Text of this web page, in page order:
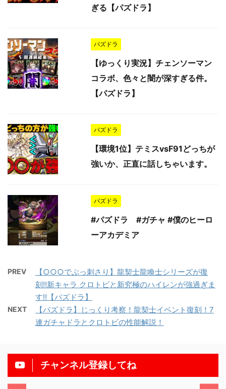
ぎる【パズドラ】
パズドラ
【ゆっくり実況】チェンソーマン
コラボ、色々と闇が深すぎる件。
【パズドラ】
パズドラ
【環境1位】テミスvsF91どっちが
強いか、正直に話しちゃいます。
パズドラ
#パズドラ #ガチャ #僕のヒーロ
ーアカデミア
PREV
【○○○でぶっ刺さり】龍契士龍喚士シリーズが復
刻!!新キャラ クロトビと新究極のハイレンが強過ぎま
す!!【パズドラ】
NEXT
【パズドラ】じっくり考察！龍契士イベント復刻！7
連ガチャドラとクロトビの性能解説！
チャンネル登録してね
11/13